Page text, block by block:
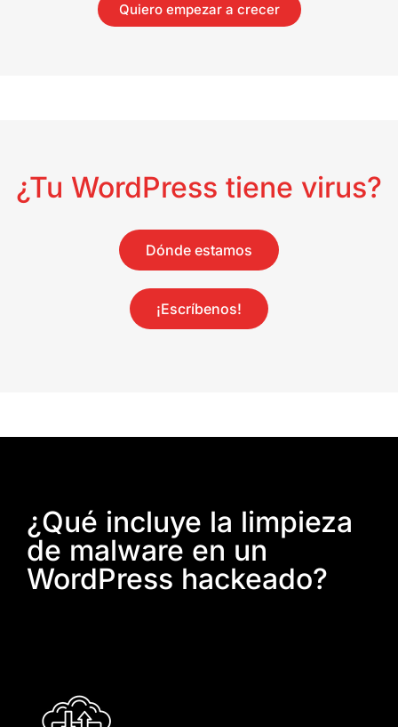
Quiero empezar a crecer
¿Tu WordPress tiene virus?
Dónde estamos
¡Escríbenos!
¿Qué incluye la limpieza
de malware en un
WordPress hackeado?